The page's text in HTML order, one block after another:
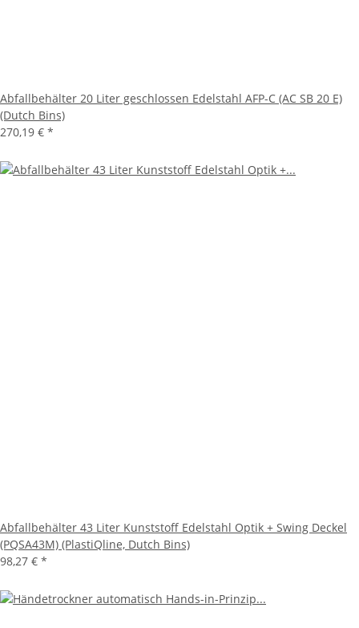
Abfallbehälter 20 Liter geschlossen Edelstahl AFP-C (AC SB 20 E)
(Dutch Bins)
270,19 € *
Abfallbehälter 43 Liter Kunststoff Edelstahl Optik + Swing Deckel
(PQSA43M) (PlastiQline, Dutch Bins)
98,27 € *